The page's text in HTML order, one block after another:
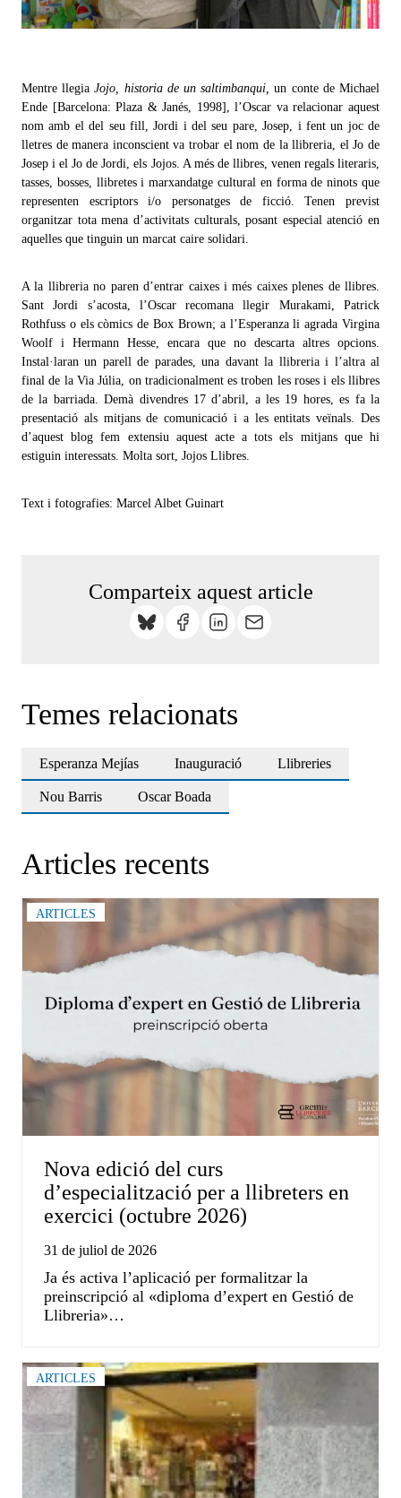
Mentre llegiaJojo, historia de un saltimbanqui, un conte de Michael
Ende [Barcelona: Plaza & Janés, 1998], l’Oscar va relacionar aquest
nom amb el del seu fill, Jordi i del seu pare, Josep, i fent un joc de
lletres de manera inconscient va trobar el nom de la llibreria, el Jo de
Josep i el Jo de Jordi, els Jojos. A més de llibres, venen regals literaris,
tasses, bosses, llibretes i marxandatge cultural en forma de ninots que
representen escriptors i/o personatges de ficció. Tenen previst
organitzar tota mena d’activitats culturals, posant especial atenció en
aquelles que tinguin un marcat caire solidari.
A la llibreria no paren d’entrar caixes i més caixes plenes de llibres.
Sant Jordi s’acosta, l’Oscar recomana llegir Murakami, Patrick
Rothfuss o els còmics de Box Brown; a l’Esperanza li agrada Virgina
Woolf i Hermann Hesse, encara que no descarta altres opcions.
Instal·laran un parell de parades, una davant la llibreria i l’altra al
final de la Via Júlia, on tradicionalment es troben les roses i els llibres
de la barriada. Demà divendres 17 d’abril, a les 19 hores, es fa la
presentació als mitjans de comunicació i a les entitats veïnals. Des
d’aquest blog fem extensiu aquest acte a tots els mitjans que hi
estiguin interessats. Molta sort, Jojos Llibres.
Text i fotografies: Marcel Albet Guinart
Comparteix aquest article
Temes relacionats
Esperanza Mejías Inauguració Llibreries
Nou Barris Oscar Boada
Articles recents
ARTICLES
Nova edició del curs
d’especialització per a llibreters en
exercici (octubre 2026)
31 de juliol de 2026
Ja és activa l’aplicació per formalitzar la
preinscripció al «diploma d’expert en Gestió de
Llibreria»…
ARTICLES